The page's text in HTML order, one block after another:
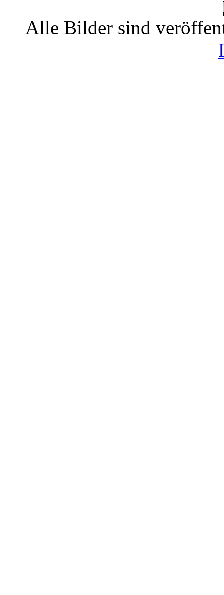
Alle Bilder sind